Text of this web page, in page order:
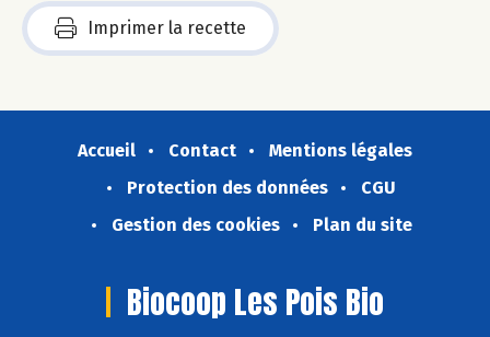
Imprimer la recette
Accueil Contact
Mentions légales
Protection des données
CGU
Gestion des cookies
Plan du site
Biocoop Les Pois Bio